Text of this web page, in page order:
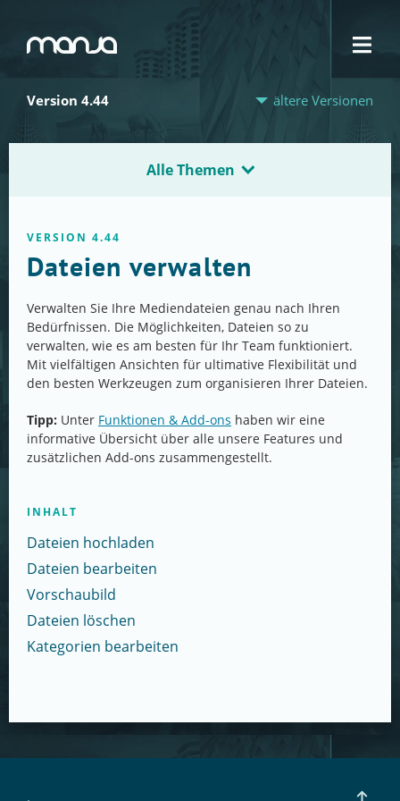
Navigation
Version 4.44 ältere Versionen
Alle Themen
VERSION 4.44
Dateien verwalten
Verwalten Sie Ihre Mediendateien genau nach Ihren
Bedürfnissen. Die Möglichkeiten, Dateien so zu
verwalten, wie es am besten für Ihr Team funktioniert.
Mit vielfältigen Ansichten für ultimative Flexibilität und
den besten Werkzeugen zum organisieren Ihrer Dateien.
Tipp: Unter Funktionen & Add-ons haben wir eine
informative Übersicht über alle unsere Features und
zusätzlichen Add-ons zusammengestellt.
INHALT
Dateien hochladen
Dateien bearbeiten
Vorschaubild
Dateien löschen
Kategorien bearbeiten